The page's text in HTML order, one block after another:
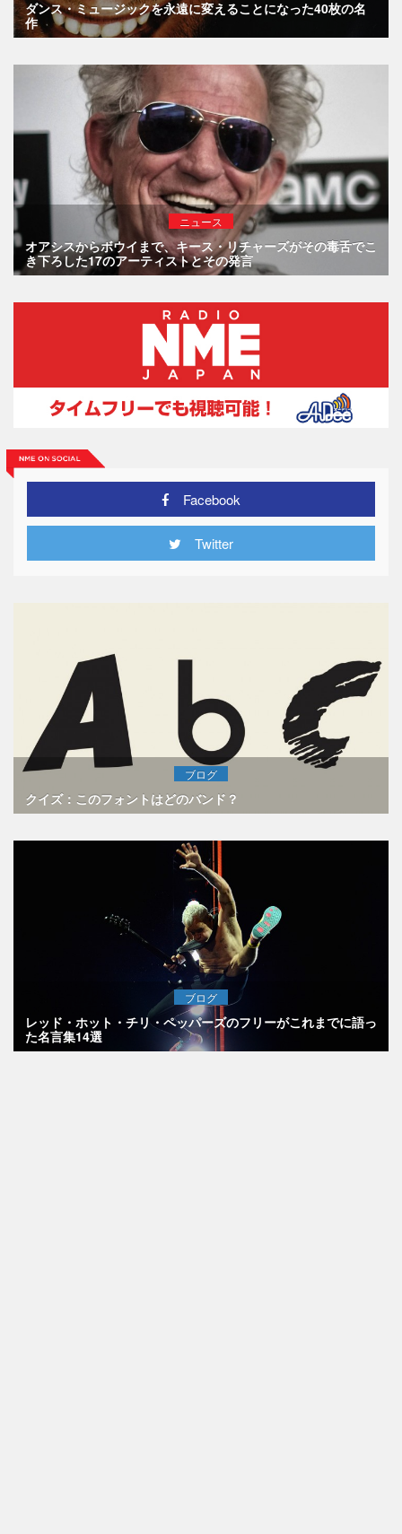
ダンス・ミュージックを永遠に変えることになった40枚の名
作
ニュース
オアシスからボウイまで、キース・リチャーズがその毒舌でこ
き下ろした17のアーティストとその発言
Facebook
Twitter
ブログ
クイズ：このフォントはどのバンド？
ブログ
レッド・ホット・チリ・ペッパーズのフリーがこれまでに語っ
た名言集14選